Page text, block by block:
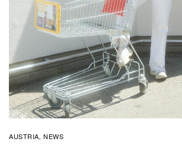
AUSTRIA, NEWS